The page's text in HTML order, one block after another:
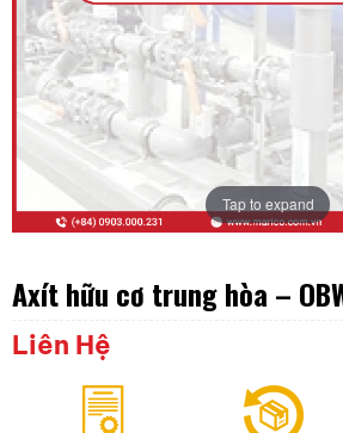
Tap to expand
Axít hữu cơ trung hòa –
Liên Hệ